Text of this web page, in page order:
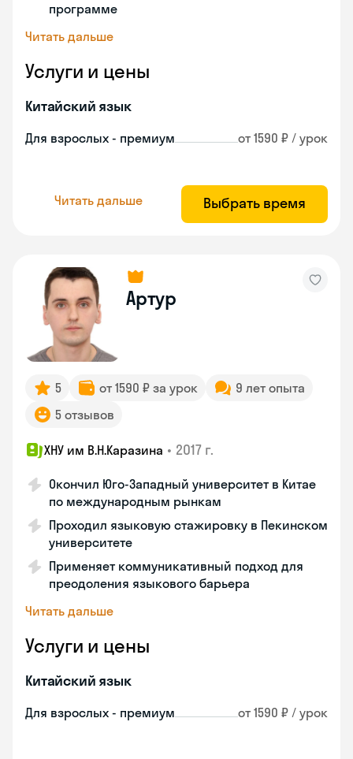
программе
Читать дальше
Услуги и цены
Китайский язык
Для взрослых - премиум от 1590 ₽ / урок
Читать дальше Выбрать время
Артур
5 от 1590 ₽ за урок
9 лет опыта
5 отзывов
ХНУ им В.Н.Каразина • 2017 г.
Окончил Юго-Западный университет в Китае
по международным рынкам
Проходил языковую стажировку в Пекинском
университете
Применяет коммуникативный подход для
преодоления языкового барьера
Читать дальше
Услуги и цены
Китайский язык
Для взрослых - премиум от 1590 ₽ / урок